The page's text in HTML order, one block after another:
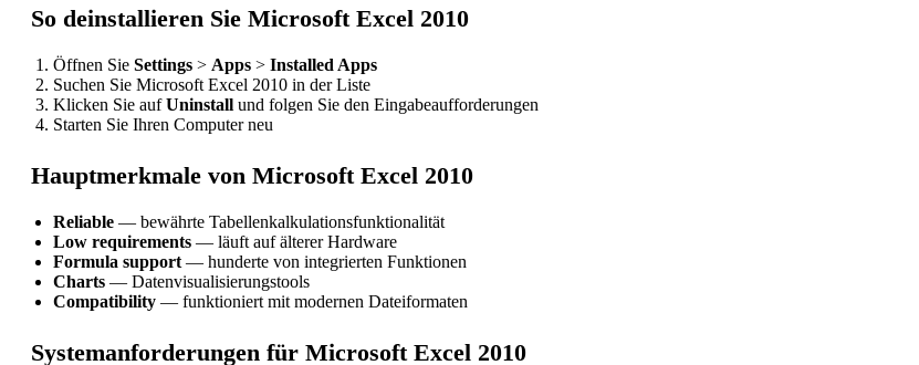
So deinstallieren Sie Microsoft Excel 2010
Öffnen Sie Settings > Apps > Installed Apps
Suchen Sie Microsoft Excel 2010 in der Liste
Klicken Sie aufUninstall und folgen Sie den Eingabeaufforderungen
Starten Sie Ihren Computer neu
Hauptmerkmale von Microsoft Excel 2010
Reliable — bewährte Tabellenkalkulationsfunktionalität
Low requirements — läuft auf älterer Hardware
Formula support — hunderte von integrierten Funktionen
Charts — Datenvisualisierungstools
Compatibility — funktioniert mit modernen Dateiformaten
Systemanforderungen für Microsoft Excel 2010